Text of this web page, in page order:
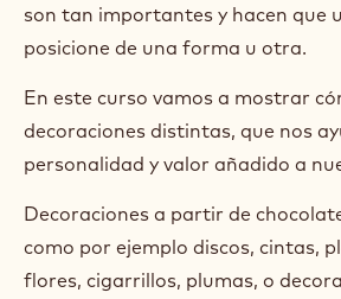
son tan importantes y hacen que
posicione de una forma u otra.
En este curso vamos a mostrar
decoraciones distintas, que nos
personalidad y valor añadido a
Decoraciones a partir de
como por ejemplo discos, cintas,
flores, cigarrillos, plumas, o